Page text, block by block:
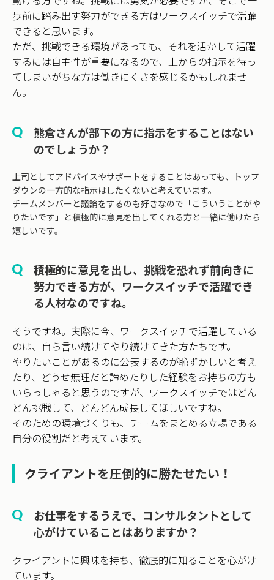
歩前に踏み出す努力ができる方はワークスイッチで活躍
できると思います。
ただ、挑戦できる環境があっても、それを活かして活躍
するには自主性が重要になるので、上からの指示を待っ
てしまいがちな方は働きにくさを感じるかもしれませ
ん。
熊倉さんが部下の方に指示をすることはない
のでしょうか？
上司としてアドバイスやサポートをすることはあっても、トップ
ダウンの一方的な指示はしたくないと考えています。
チームメンバーと議論をするのも好きなので「こういうことがや
りたいです」と積極的に意見を出してくれる方と一緒に働けたら
嬉しいです。
積極的に意見を出し、挑戦を恐れず前向きに
努力できる方が、ワークスイッチで活躍でき
る人材なのですね。
そうですね。実際に今、ワークスイッチで活躍している
のは、自ら言い続けてやり続けてきた方たちです。
やりたいことがあるのに公表するのが恥ずかしいと考え
たり、どうせ無理だと諦めたりした経験をお持ちの方も
いらっしゃると思うのですが、ワークスイッチではどん
どん挑戦して、どんどん成長してほしいですね。
そのための環境づくりも、チームをまとめる立場である
自分の役割だと考えています。
クライアントを圧倒的に勝たせたい！
お仕事をするうえで、コンサルタントとして
心がけていることはありますか？
クライアントに興味を持ち、徹底的に知ることを心がけ
ています。